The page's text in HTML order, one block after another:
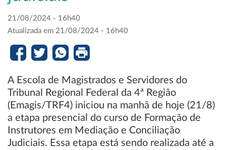
21/08/2024 - 16h40
Atualizada em 21/08/2024 - 16h40
A Escola de Magistrados e Servidores do
Tribunal Regional Federal da 4ª Região
(Emagis/TRF4) iniciou na manhã de hoje (21/8)
a etapa presencial do curso de Formação de
Instrutores em Mediação e Conciliação
Judiciais. Essa etapa está sendo realizada até a